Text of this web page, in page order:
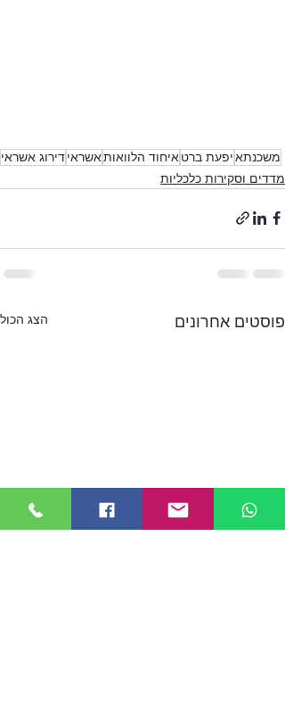
משכנתאיפעת ברטאיחוד הלוואותאשראידירוג אשראי
מדדים וסקירות כלכליות
פוסטים אחרונים הצג הכול